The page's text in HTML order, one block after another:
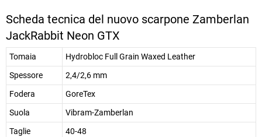
Scheda tecnica del nuovo scarpone Zamberlan
JackRabbit Neon GTX
Tomaia
Hydrobloc Full Grain Waxed Leather
Spessore
2,4/2,6 mm
Fodera
GoreTex
Suola
Vibram-Zamberlan
Taglie
40-48